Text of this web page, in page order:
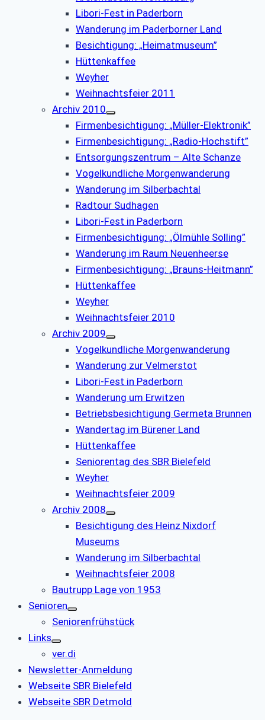
Libori-Fest in Paderborn
Wanderung im Paderborner Land
Besichtigung: „Heimatmuseum”
Hüttenkaffee
Weyher
Weihnachtsfeier 2011
Archiv 2010
Firmenbesichtigung: „Müller-Elektronik”
Firmenbesichtigung: „Radio-Hochstift”
Entsorgungszentrum – Alte Schanze
Vogelkundliche Morgenwanderung
Wanderung im Silberbachtal
Radtour Sudhagen
Libori-Fest in Paderborn
Firmenbesichtigung: „Ölmühle Solling”
Wanderung im Raum Neuenheerse
Firmenbesichtigung: „Brauns-Heitmann”
Hüttenkaffee
Weyher
Weihnachtsfeier 2010
Archiv 2009
Vogelkundliche Morgenwanderung
Wanderung zur Velmerstot
Libori-Fest in Paderborn
Wanderung um Erwitzen
Betriebsbesichtigung Germeta Brunnen
Wandertag im Bürener Land
Hüttenkaffee
Seniorentag des SBR Bielefeld
Weyher
Weihnachtsfeier 2009
Archiv 2008
Besichtigung des Heinz Nixdorf
Museums
Wanderung im Silberbachtal
Weihnachtsfeier 2008
Bautrupp Lage von 1953
Senioren
Seniorenfrühstück
Links
ver.di
Newsletter-Anmeldung
Webseite SBR Bielefeld
Webseite SBR Detmold